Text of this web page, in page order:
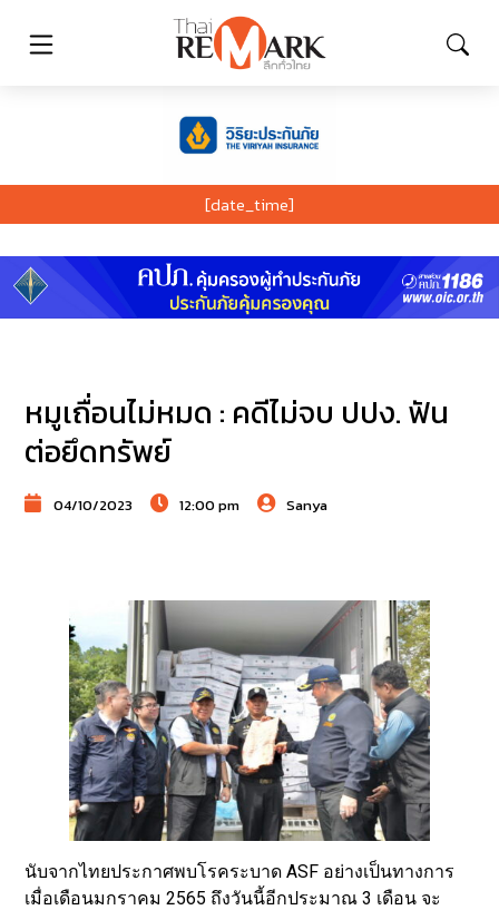
[date_time]
หมูเถื่อนไม่หมด : คดีไม่จบ ปปง. ฟัน
ต่อยึดทรัพย์
04/10/2023 12:00 pm Sanya
นับจากไทยประกาศพบโรคระบาด ASF อย่างเป็นทางการ
เมื่อเดือนมกราคม 2565 ถึงวันนี้อีกประมาณ 3 เดือน จะ